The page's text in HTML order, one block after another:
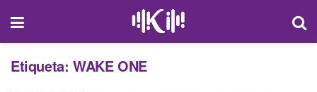
Etiqueta: WAKE ONE